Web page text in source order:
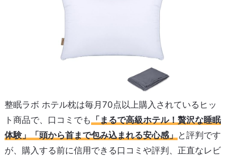
整眠ラボ ホテル枕は毎月70点以上購入されているヒッ
ト商品で、口コミでも「まるで高級ホテル！贅沢な睡眠
体験」「頭から首まで包み込まれる安心感」と評判です
が、購入する前に信用できる口コミや評判、正直なレビ